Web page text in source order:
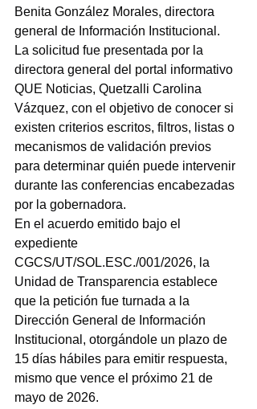
Benita González Morales, directora
general de Información Institucional.
La solicitud fue presentada por la
directora general del portal informativo
QUE Noticias, Quetzalli Carolina
Vázquez, con el objetivo de conocer si
existen criterios escritos, filtros, listas o
mecanismos de validación previos
para determinar quién puede intervenir
durante las conferencias encabezadas
por la gobernadora.
En el acuerdo emitido bajo el
expediente
CGCS/UT/SOL.ESC./001/2026, la
Unidad de Transparencia establece
que la petición fue turnada a la
Dirección General de Información
Institucional, otorgándole un plazo de
15 días hábiles para emitir respuesta,
mismo que vence el próximo 21 de
mayo de 2026.